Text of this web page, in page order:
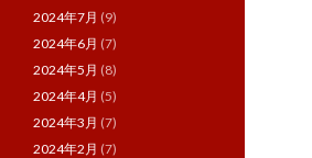
2024年7月 (9)
2024年6月 (7)
2024年5月 (8)
2024年4月 (5)
2024年3月 (7)
2024年2月 (7)